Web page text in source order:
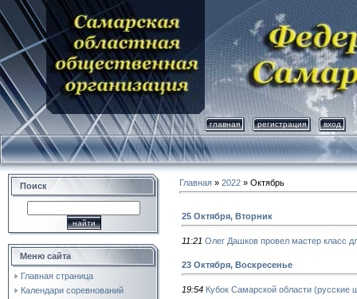
главная регистрация вход
Поиск
Меню сайта
Главная страница
Календари соревнований
Главная » 2022 » Октябрь
25 Октября, Вторник
11:21 Олег Дашков провел мастер класс
23 Октября, Воскресенье
19:54 Кубок Самарской области